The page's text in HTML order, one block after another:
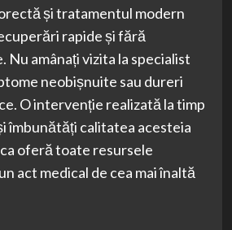
și tratamentul modern
rapide și fără
Nu amânați vizita la specialist
neobișnuite sau dureri
O intervenție realizată la timp
îmbunătăți calitatea acesteia
oferă toate resursele
act medical de cea mai înaltă